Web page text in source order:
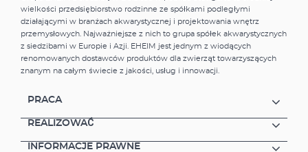
wielkości przedsiębiorstwo rodzinne ze spółkami podległymi
działającymi w branżach akwarystycznej i projektowania wnętrz
przemysłowych. Najważniejsze z nich to grupa spółek akwarystycznych
z siedzibami w Europie i Azji. EHEIM jest jednym z wiodących
renomowanych dostawców produktów dla zwierząt towarzyszących
znanym na całym świecie z jakości, usług i innowacji.
PRACA
REALIZOWAĆ
INFORMACJE PRAWNE